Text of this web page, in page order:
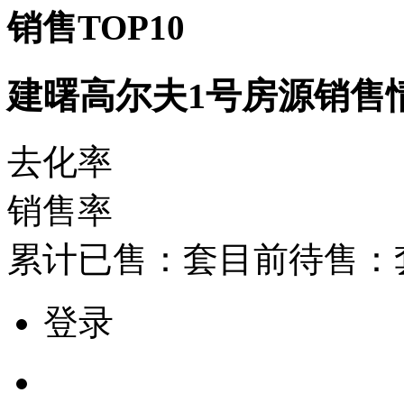
销售TOP10
建曙高尔夫1号房源销售
去化率
销售率
累计已售： 套 目前待售：
登录